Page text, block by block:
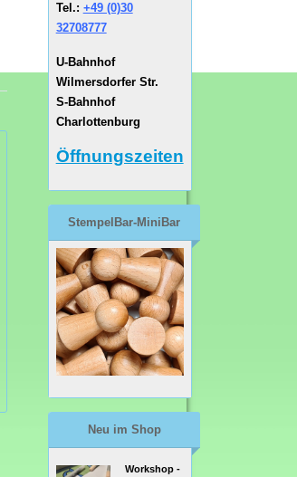
WOODWARE
Clear Stamps
Clear Magic
Singles
Blooming Heart
- Blumen Herz
WOODWARE
Clear Stamps
Clear Magic
Singles Let It
Snow - Schnee
Tel.: +49 (0)30
32708777
U-Bahnhof
Wilmersdorfer Str.
S-Bahnhof
Charlottenburg
Öffnungszeiten
StempelBar-MiniBar
Neu im Shop
Workshop -